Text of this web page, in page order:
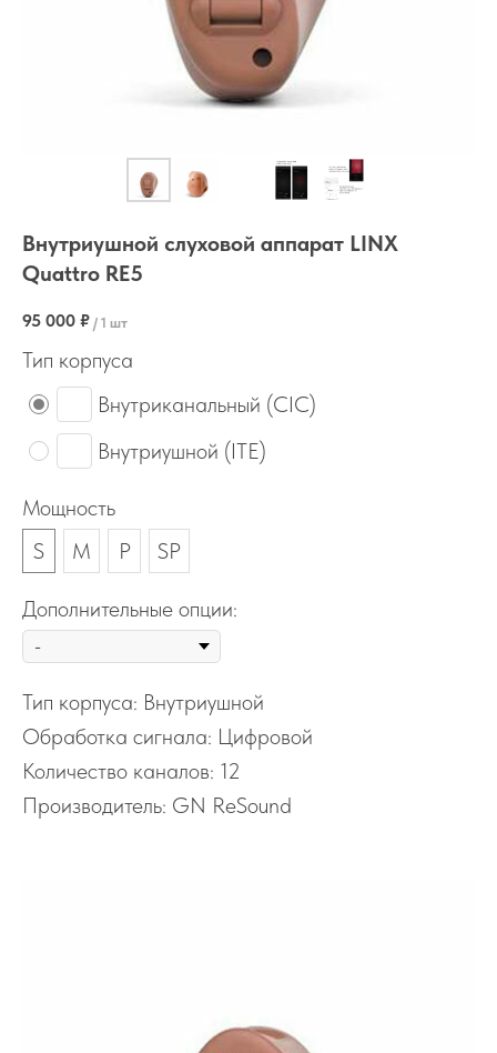
Внутриушной слуховой аппарат LINX
Quattro RE5
95 000 ₽ / 1 шт
Тип корпуса
Внутриканальный (CIC)
Внутриушной (ITE)
Мощность
S
M P SP
Дополнительные опции:
Тип корпуса: Внутриушной
Обработка сигнала: Цифровой
Количество каналов: 12
Производитель: GN ReSound